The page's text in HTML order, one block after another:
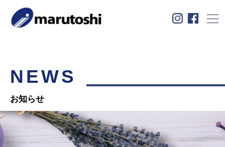
ユニフォーム事業
会社概要
採用情報
お問い合わせ
NEWS
お知らせ